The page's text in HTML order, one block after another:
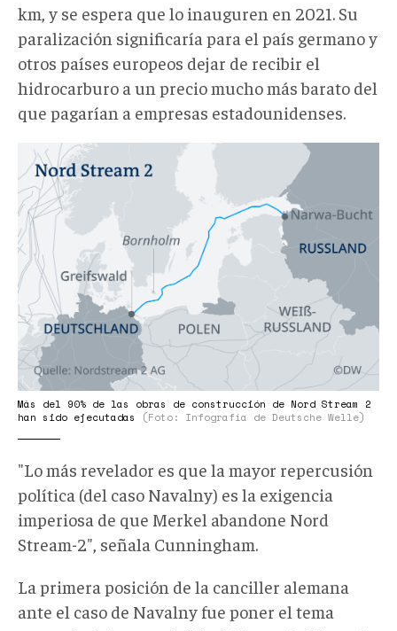
km, y se espera que lo inauguren en 2021. Su
paralización significaría para el país germano y
otros países europeos dejar de recibir el
hidrocarburo a un precio mucho más barato del
que pagarían a empresas estadounidenses.
nordstream.png
Más del 90% de las obras de construcción de Nord Stream 2
han sido ejecutadas
(Foto: Infografía de Deutsche Welle)
"Lo más revelador es que la mayor repercusión
política (del caso Navalny) es la exigencia
imperiosa de que Merkel abandone Nord
Stream-2", señala Cunningham.
La primera posición de la canciller alemana
ante el caso de Navalny fue poner el tema